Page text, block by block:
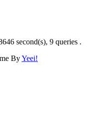
second(s), 9 queries .
ByYeei!